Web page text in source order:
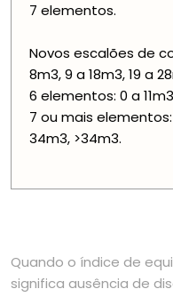
7 elementos.
Novos escalões de
8m3, 9 a 18m3, 19 a
6 elementos: 0 a
7 ou mais elementos:
34m3, >34m3.
Quando o índice de
significa ausência de